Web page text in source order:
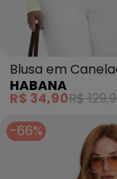
Blusa em
White)
HABANA
R$ 34,90R$
-66%